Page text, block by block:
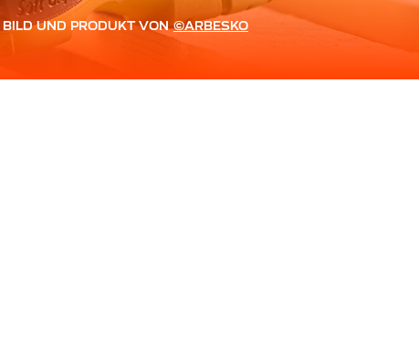
BILD UND PRODUKT VON ©ARBESKO